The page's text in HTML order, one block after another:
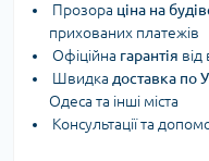
Прозора ціна на
прихованих платежів
Офіційна гарантія
Швидка доставка по
Одеса та інші міста
Консультації та